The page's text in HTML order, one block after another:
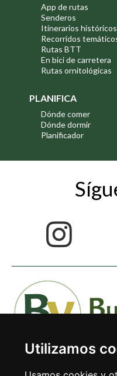
Utilizamos
App de rutas
Senderos
Itinerarios históricos
Recorridos
Rutas BTT
En bici de carretera
Rutas ornitológicas
PLANIFICA
Dónde comer
Dónde dormir
Planificador